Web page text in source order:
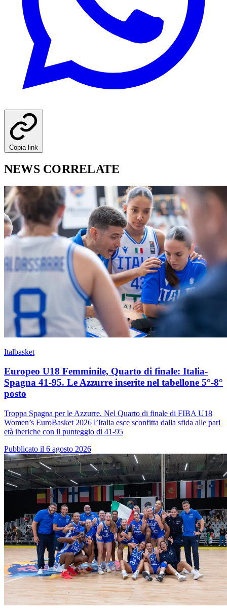
Copia link
NEWS CORRELATE
Italbasket
Europeo U18 Femminile, Quarto di finale: Italia-
Spagna 41-95. Le Azzurre inserite nel tabellone 5°-8°
posto
Troppa Spagna per le Azzurre. Nel Quarto di finale di FIBA U18
Women’s EuroBasket 2026 l’Italia esce sconfitta dalla sfida alle pari
età iberiche con il punteggio di 41-95
Pubblicato il 6 agosto 2026